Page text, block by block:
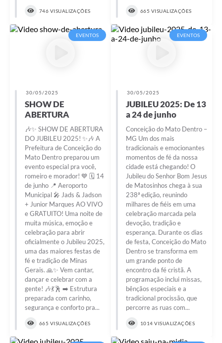
746 VISUALIZAÇÕES 665 VISUALIZAÇÕES
EVENTOS
30/05/2025
SHOW DE
ABERTURA
🎶✨ SHOW DE ABERTURA
DO JUBILEU 2025! ✨🎶 A
Prefeitura de Conceição do
Mato Dentro preparou um
evento especial pra você,
romeiro e morador! 💙 🗓️ 14
de junho 📍 Aeroporto
Municipal 🎤 Jads & Jadson
+ Junior Marques AO VIVO
e GRATUITO! Uma noite de
muita música, emoção e
celebração para abrir
oficialmente o Jubileu 2025,
uma das maiores festas de
fé e tradição de Minas
Gerais. 🙏✨ Vem cantar,
dançar e celebrar com a
gente! 🎶💃🕺 ➡️ Estrutura
preparada com carinho,
segurança e conforto pra...
665 VISUALIZAÇÕES
EVENTOS
30/05/2025
JUBILEU 2025: De 13
a 24 de junho
Conceição do Mato Dentro –
MG Um dos mais
tradicionais e emocionantes
momentos de fé da nossa
cidade está chegando! O
Jubileu do Senhor Bom Jesus
de Matosinhos chega à sua
238ª edição, reunindo
milhares de fiéis em uma
celebração marcada pela
devoção, tradição e
esperança. Durante os dias
de festa, Conceição do Mato
Dentro se transforma em
um grande ponto de
encontro da fé cristã. A
programação inclui missas,
bênçãos especiais e a
tradicional procissão, que
percorre as ruas com...
1014 VISUALIZAÇÕES